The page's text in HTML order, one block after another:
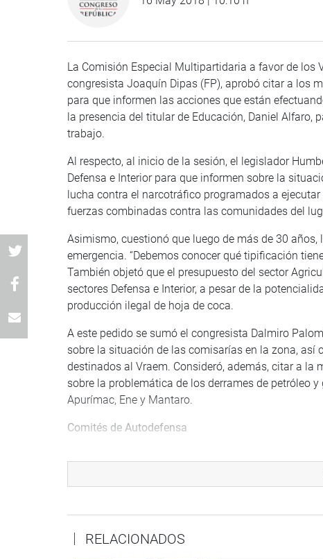
La Comisión Especial Multipartidaria a favor de los
congresista Joaquín Dipas (FP), aprobó citar a los
para que informen las acciones que están
la presencia del titular de Educación, Daniel Alfaro,
trabajo.
Al respecto, al inicio de la sesión, el legislador
Defensa e Interior para que informen sobre la
lucha contra el narcotráfico programados a
fuerzas combinadas contra las comunidades del
Asimismo, cuestionó que luego de más de 30
emergencia. “Debemos conocer qué tipificación
También objetó que el presupuesto del sector
sectores Defensa e Interior, a pesar de la
producción ilegal de hoja de coca.
A este pedido se sumó el congresista Dalmiro
sobre la situación de las comisarías en la zona,
destinados al Vraem. Consideró, además, citar a
sobre la problemática de los derrames de petróleo
Apurímac, Ene y Mantaro.
Comités de Autodefensa
Apurímac, Ene y Mantaro, se presentaron los
provincias que integran el VRAEM.
Los dirigentes solicitaron la aprobación del
Dipas Huamán, que propone la reforma
organizaciones de apoyo de las comunidades
RELACIONADOS